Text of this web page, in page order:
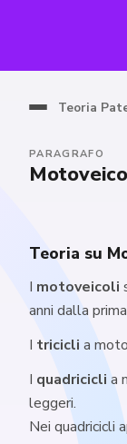
Teoria
PARAGRAFO
Teoria su
I motoveicoli
anni dalla
I tricicli a
I quadricicli a
leggeri.
Nei quadricicli